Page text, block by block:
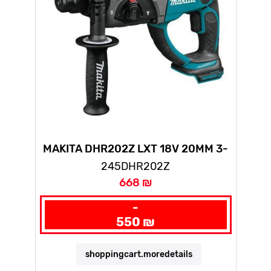
MAKITA DHR202Z LXT 18V 20MM 3-
MODE SDS+ ROTARY HAMMER
(BODY
245DHR202Z
668 ₪
-
550 ₪
shoppingcart.moredetails